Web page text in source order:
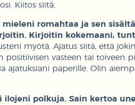
Kiitos siitä.
romahtaa ja sen
Kirjoitin kokemaani,
myötä. Ajatus siitä, että
positiivisen vasteen tai toiveen
ajatuksiani paperille. Olin
polkuja. Sain kertoa